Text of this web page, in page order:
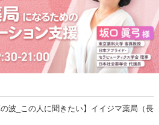
の波_この人に聞きたい】イイジマ薬局（長